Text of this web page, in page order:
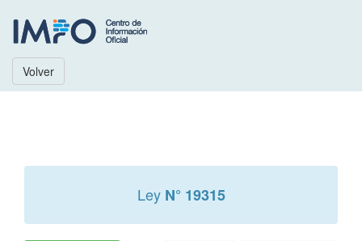
Volver
Ley N° 19315